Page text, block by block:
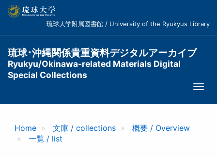
コ
琉球大学附属図書館 / University of the Ryukyus Library
琉球･沖縄関係貴重資料デジタルアーカイブ
Ryukyu/Okinawa-related Materials Digital
Special Collections
Home 文庫 / collections
概要 / Overview
一覧 / list